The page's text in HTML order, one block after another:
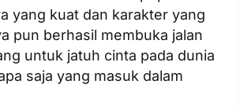
yang kuat dan karakter yang
pun berhasil membuka jalan
untuk jatuh cinta pada dunia
saja yang masuk dalam